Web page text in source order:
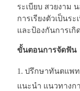
ระเบียบ สวยงาม
การเรียงตัวเป็นร
และป้องกันการเกิ
ขั้นตอนการจัดฟัน
ปรึกษาทันตแพท
แนะนำ แนวทางก